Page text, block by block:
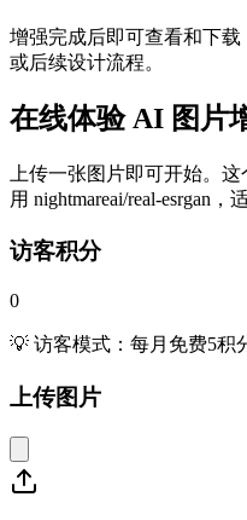
增强完成后即可查看和下
或后续设计流程。
在线体验 AI 图片
上传一张图片即可开始。
用 nightmareai/real-esrgan
访客积分
0
💡 访客模式：每月免费5积
上传图片